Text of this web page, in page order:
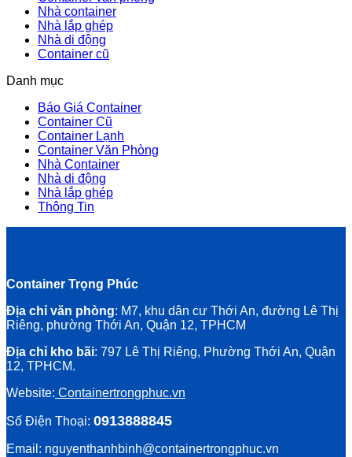
Nhà container
Nhà lắp ghép
Nhà di động
Container cũ
Danh mục
Báo Giá Container
Container Cũ
Container Lạnh
Container Văn Phòng
Nhà Container
Nhà di động
Nhà lắp ghép
Thông Tin
Container Trọng Phúc
Địa chỉ văn phòng: M7, khu dân cư Thới An, đường Lê Thị
Riêng, phường Thới An, Quận 12, TPHCM
Địa chỉ kho bãi: 797 Lê Thị Riêng, Phường Thới An, Quận
12, TPHCM.
Website: Containertrongphuc.vn
Số Điện Thoại: 0913888845
Email: nguyenthanhbinh@containertrongphuc.vn